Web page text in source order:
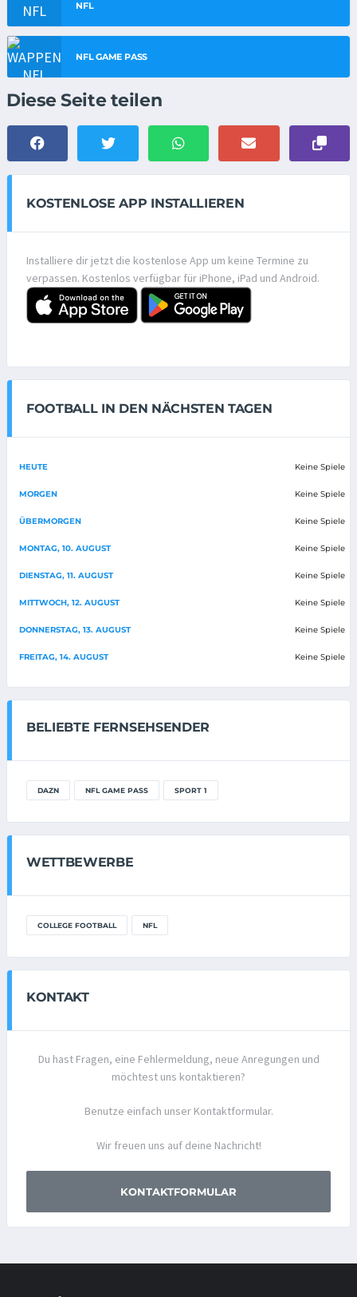
NFL
NFL GAME PASS
Diese Seite teilen
KOSTENLOSE APP INSTALLIEREN
Installiere dir jetzt die kostenlose App um keine Termine zu
verpassen. Kostenlos verfügbar für iPhone, iPad und Android.
FOOTBALL IN DEN NÄCHSTEN TAGEN
HEUTE Keine Spiele
MORGEN Keine Spiele
ÜBERMORGEN Keine Spiele
MONTAG, 10. AUGUST Keine Spiele
DIENSTAG, 11. AUGUST Keine Spiele
MITTWOCH, 12. AUGUST Keine Spiele
DONNERSTAG, 13. AUGUST Keine Spiele
FREITAG, 14. AUGUST Keine Spiele
BELIEBTE FERNSEHSENDER
DAZN NFL GAME PASS SPORT 1
WETTBEWERBE
COLLEGE FOOTBALL NFL
KONTAKT
Du hast Fragen, eine Fehlermeldung, neue Anregungen und
möchtest uns kontaktieren?
Benutze einfach unser Kontaktformular.
Wir freuen uns auf deine Nachricht!
KONTAKTFORMULAR